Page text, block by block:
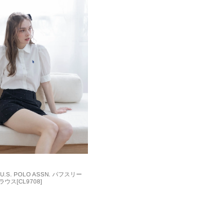
POLO ASSN. パフスリー
ウス[CL9708]